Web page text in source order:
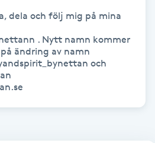
dela och följ mig på mina
. Nytt namn kommer
ändring av namn
och